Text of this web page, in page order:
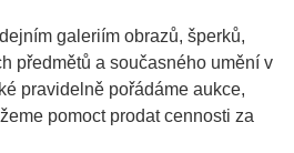
galeriím obrazů, šperků,
předmětů a současného umění v
pravidelně pořádáme aukce,
pomoct prodat cennosti za